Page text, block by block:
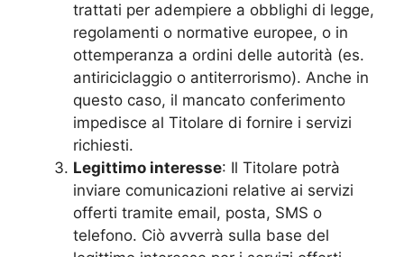
trattati per adempiere a obblighi di legge,
regolamenti o normative europee, o in
ottemperanza a ordini delle autorità (es.
antiriciclaggio o antiterrorismo). Anche in
questo caso, il mancato conferimento
impedisce al Titolare di fornire i servizi
richiesti.
Legittimo interesse: Il Titolare potrà
inviare comunicazioni relative ai servizi
offerti tramite email, posta, SMS o
telefono. Ciò avverrà sulla base del